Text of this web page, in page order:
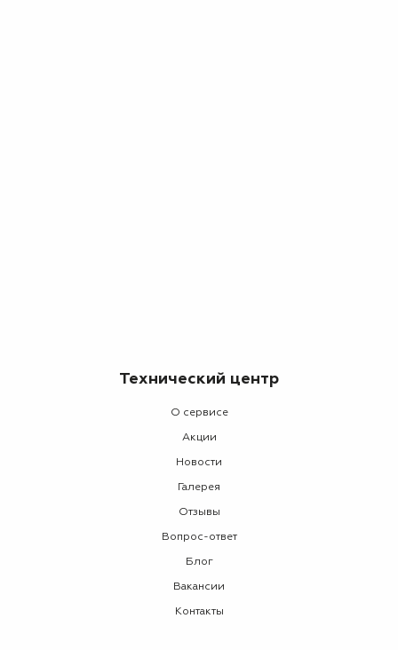
Технический центр
О сервисе
Акции
Новости
Галерея
Отзывы
Вопрос-ответ
Блог
Вакансии
Контакты